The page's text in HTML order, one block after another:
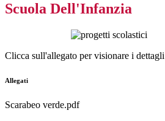
Scuola Dell'Infanzia
Clicca sull'allegato per visionare i
Allegati
Scarabeo verde.pdf